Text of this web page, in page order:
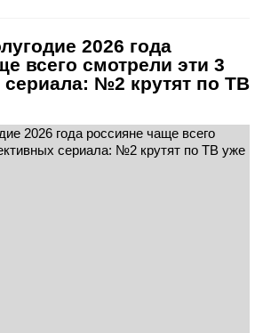
2026 года
всего смотрели эти 3
сериала: №2 крутят по ТВ